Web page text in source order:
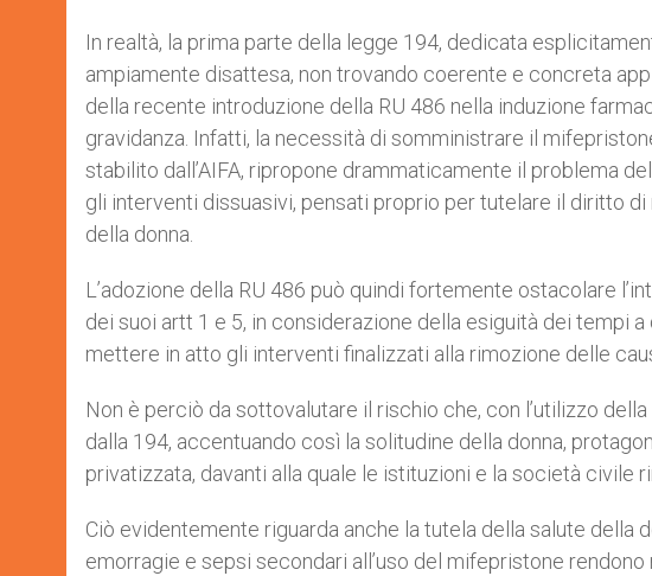
In realtà, la prima parte della legge 194, dedicata
ampiamente disattesa, non trovando coerente e concreta
della recente introduzione della RU 486 nella induzione
gravidanza. Infatti, la necessità di somministrare il
stabilito dall’AIFA, ripropone drammaticamente il problema
gli interventi dissuasivi, pensati proprio per tutelare il diritto
della donna.
L’adozione della RU 486 può quindi fortemente ostacolare
dei suoi artt 1 e 5, in considerazione della esiguità dei tempi
mettere in atto gli interventi finalizzati alla rimozione delle
Non è perciò da sottovalutare il rischio che, con l’utilizzo
dalla 194, accentuando così la solitudine della donna,
privatizzata, davanti alla quale le istituzioni e la società civile
Ciò evidentemente riguarda anche la tutela della salute della
emorragie e sepsi secondari all’uso del mifepristone